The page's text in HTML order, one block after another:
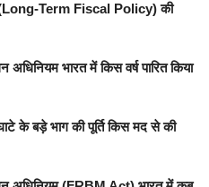
(Long-Term Fiscal Policy) की
अधिनियम भारत में किस वर्ष पारित किया
के बड़े भाग की पूर्ति किस मद से की